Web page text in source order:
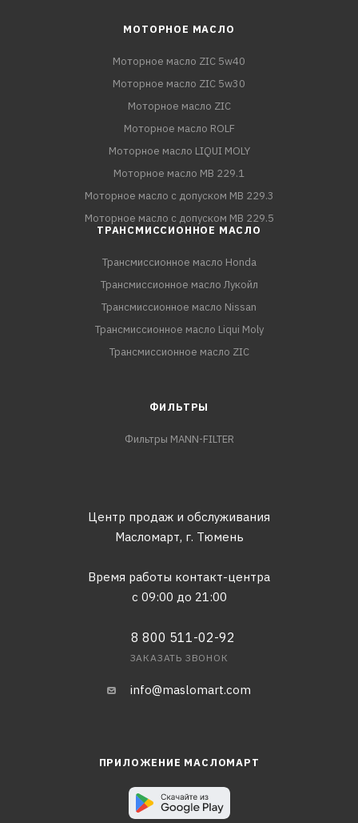
МОТОРНОЕ МАСЛО
Моторное масло ZIC 5w40
Моторное масло ZIC 5w30
Моторное масло ZIC
Моторное масло ROLF
Моторное масло LIQUI MOLY
Моторное масло MB 229.1
Моторное масло с допуском MB 229.3
Моторное масло с допуском MB 229.5
ТРАНСМИССИОННОЕ МАСЛО
Трансмиссионное масло Honda
Трансмиссионное масло Лукойл
Трансмиссионное масло Nissan
Трансмиссионное масло Liqui Moly
Трансмиссионное масло ZIC
ФИЛЬТРЫ
Фильтры MANN-FILTER
Центр продаж и обслуживания
Масломарт, г. Тюмень
Время работы контакт-центра
с 09:00 до 21:00
8 800 511-02-92
ЗАКАЗАТЬ ЗВОНОК
info@maslomart.com
ПРИЛОЖЕНИЕ МАСЛОМАРТ